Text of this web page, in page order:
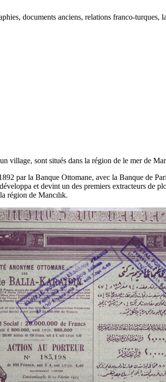
documents anciens, relations franco-turques,
village, sont situés dans la région de le mer de
par la Banque Ottomane, avec la Banque de
et devint un des premiers extracteurs de
région de Mancılık.